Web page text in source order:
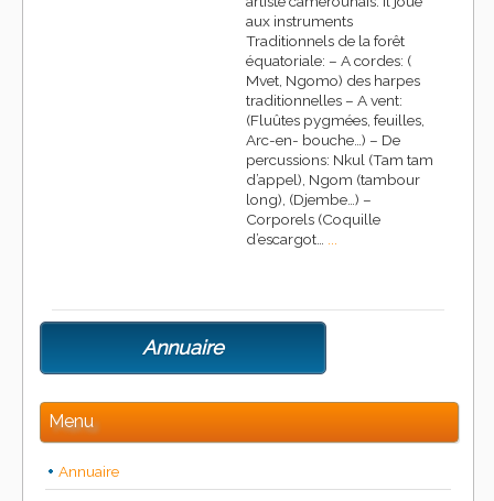
aux instruments
Traditionnels de la forêt
équatoriale: – A cordes: (
Mvet, Ngomo) des harpes
traditionnelles – A vent:
(Fluûtes pygmées, feuilles,
Arc-en- bouche…) – De
percussions: Nkul (Tam tam
d’appel), Ngom (tambour
long), (Djembe…) –
Corporels (Coquille
d’escargot… ...
Annuaire
Menu
Annuaire